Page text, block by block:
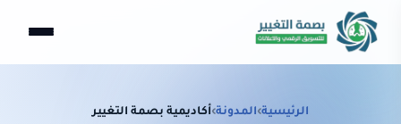
الرئيسية›المدونة›أكاديمية بصمة التغيير